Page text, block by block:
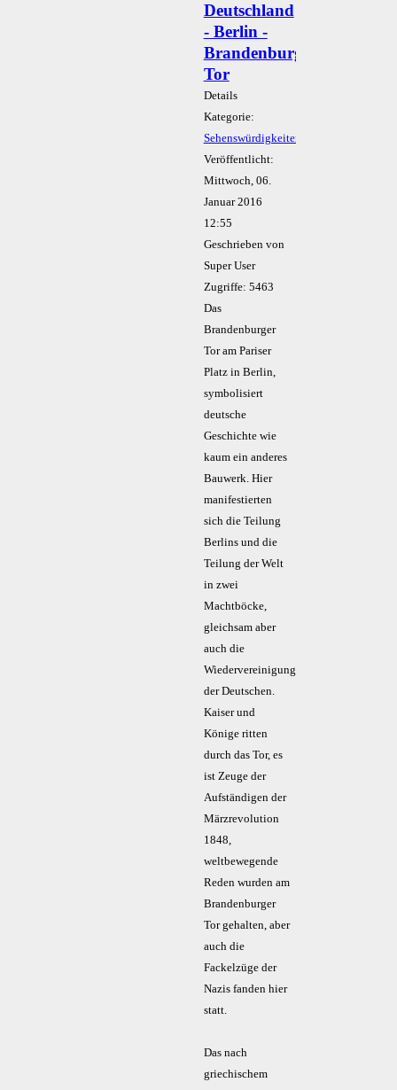
Deutschland
- Berlin -
Brandenburger
Tor
Details
Kategorie:
Sehenswürdigkeiten
Veröffentlicht:
Mittwoch, 06.
Januar 2016
12:55
Geschrieben von
Super User
Zugriffe: 5463
Das
Brandenburger
Tor am Pariser
Platz in Berlin,
symbolisiert
deutsche
Geschichte wie
kaum ein anderes
Bauwerk. Hier
manifestierten
sich die Teilung
Berlins und die
Teilung der Welt
in zwei
Machtböcke,
gleichsam aber
auch die
Wiedervereinigung
der Deutschen.
Kaiser und
Könige ritten
durch das Tor, es
ist Zeuge der
Aufständigen der
Märzrevolution
1848,
weltbewegende
Reden wurden am
Brandenburger
Tor gehalten, aber
auch die
Fackelzüge der
Nazis fanden hier
statt.
Das nach
griechischem